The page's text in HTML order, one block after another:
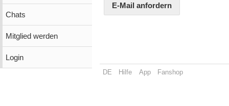
Chats
Mitglied werden
Login
E-Mail anfordern
DE Hilfe App Fanshop